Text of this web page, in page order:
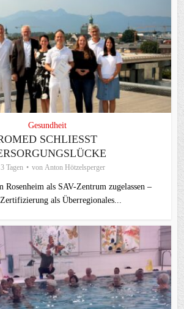
Gesundheit
SCHLIESST V
Tagen von Anton Hötzelsperger
als SAV-Zentrum zugelassen –
als Überregionales...